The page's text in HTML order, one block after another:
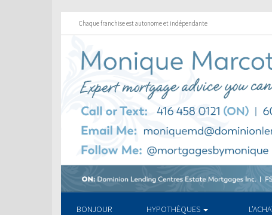
Chaque franchise est autonome et indépendante
BONJOUR HYPOTHÈQUES